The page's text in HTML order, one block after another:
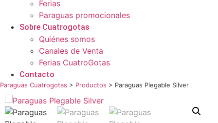
Ferias
Paraguas promocionales
Sobre Cuatrogotas
Quiénes somos
Canales de Venta
Ferias CuatroGotas
Contacto
Paraguas Cuatrogotas > Productos > Paraguas Plegable Silver